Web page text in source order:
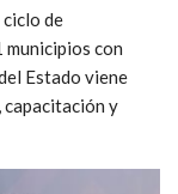
de
con
Estado viene
y